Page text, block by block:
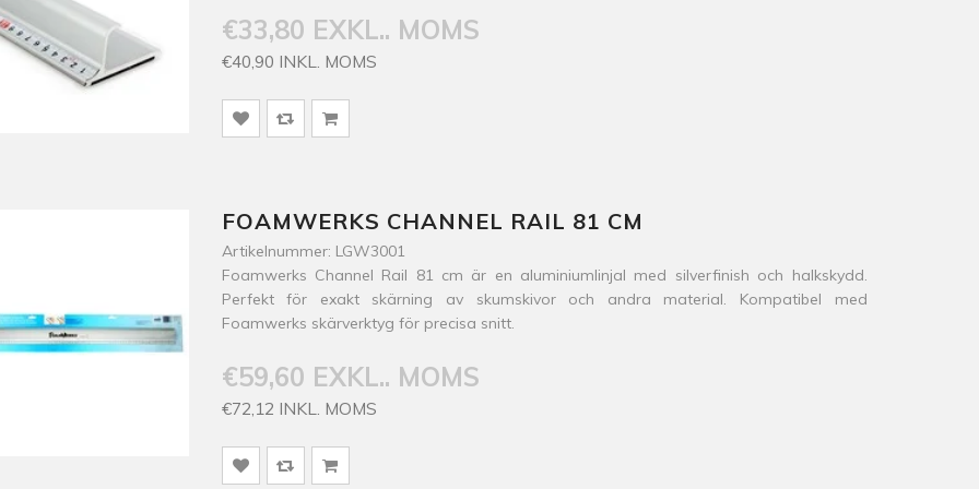
€33,80 EXKL.. MOMS
€40,90 INKL. MOMS
FOAMWERKS CHANNEL RAIL 81 CM
Artikelnummer: LGW3001
Foamwerks Channel Rail 81 cm är en aluminiumlinjal med silverfinish och halkskydd.
Perfekt för exakt skärning av skumskivor och andra material. Kompatibel med
Foamwerks skärverktyg för precisa snitt.
€59,60 EXKL.. MOMS
€72,12 INKL. MOMS